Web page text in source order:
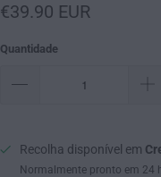
€39.90 EUR
Quantidade
Recolha disponível em
Normalmente pronto em 24